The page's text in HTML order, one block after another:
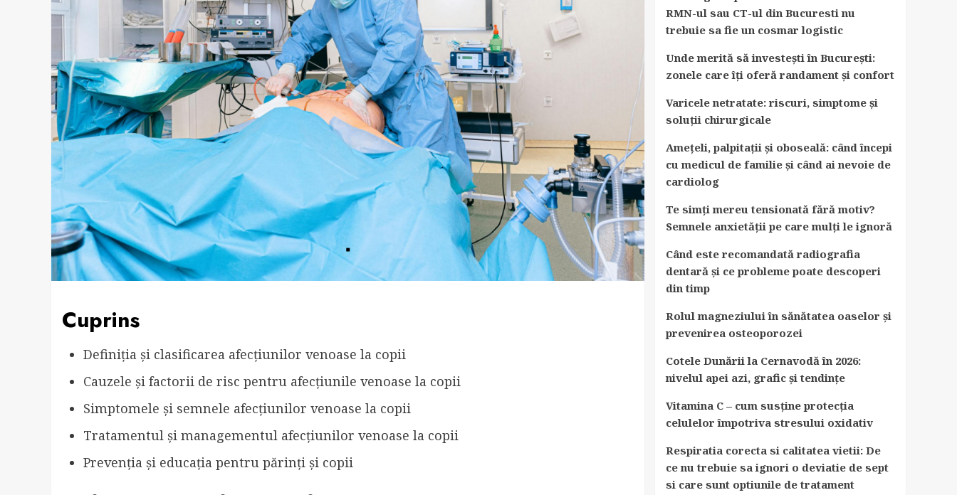
Cuprins
Definiția și clasificarea afecțiunilor venoase la copii
Cauzele și factorii de risc pentru afecțiunile venoase la copii
Simptomele și semnele afecțiunilor venoase la copii
Tratamentul și managementul afecțiunilor venoase la copii
Prevenția și educația pentru părinți și copii
RMN-ul sau CT-ul din Bucuresti nu
trebuie sa fie un cosmar logistic
Unde merită să investești în București:
zonele care îți oferă randament și confort
Varicele netratate: riscuri, simptome și
soluții chirurgicale
Amețeli, palpitații și oboseală: când începi
cu medicul de familie și când ai nevoie de
cardiolog
Te simți mereu tensionată fără motiv?
Semnele anxietății pe care mulți le ignoră
Când este recomandată radiografia
dentară și ce probleme poate descoperi
din timp
Rolul magneziului în sănătatea oaselor și
prevenirea osteoporozei
Cotele Dunării la Cernavodă în 2026:
nivelul apei azi, grafic și tendințe
Vitamina C – cum susține protecția
celulelor împotriva stresului oxidativ
Respiratia corecta si calitatea vietii: De
ce nu trebuie sa ignori o deviatie de sept
si care sunt optiunile de tratament